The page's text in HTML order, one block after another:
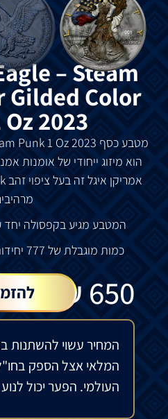
– Steam
Gilded Color
2023
מטבעכסף
הוא מיזוג ייחודי של אומנות
אמריקן איגלזה בעלציפוי זהב 24k
המטבע מגיעבקפסולה יחד
כמות מוגבלת של
650
₪
המחיר עשוי להשתנות
המלאי אצל הספק
העולמי. הפער יכול לנוע בין 15%